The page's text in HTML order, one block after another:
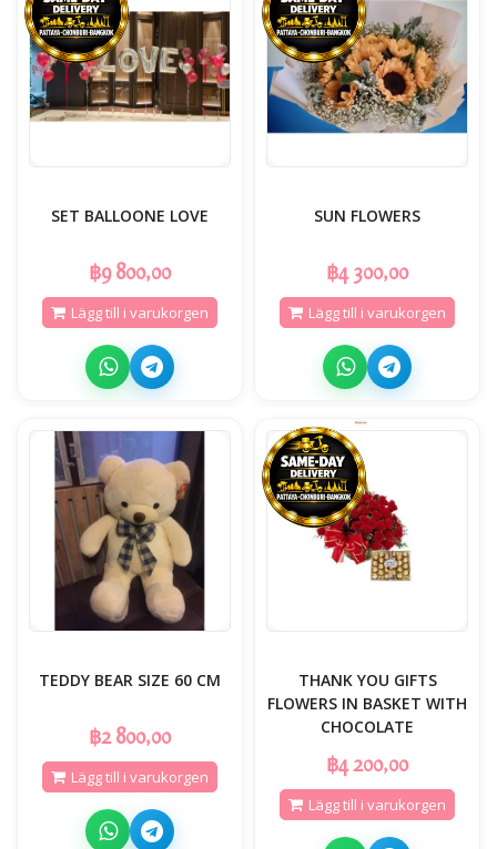
SET BALLOONE LOVE
฿9 800,00
Lägg till i varukorgen
SUN FLOWERS
฿4 300,00
Lägg till i varukorgen
TEDDY BEAR SIZE 60 CM
฿2 800,00
Lägg till i varukorgen
THANK YOU GIFTS
FLOWERS IN BASKET WITH
CHOCOLATE
฿4 200,00
Lägg till i varukorgen